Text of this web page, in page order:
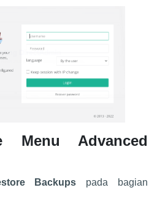
Advanced
Backups pada bagian